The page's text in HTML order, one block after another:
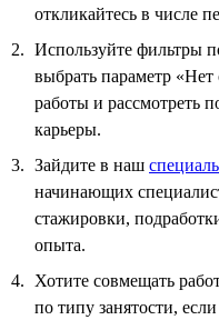
откликайтесь в числе
Используйте фильтры
выбрать параметр
работы и рассмотреть
карьеры.
Зайдите в наш
начинающих
стажировки,
опыта.
Хотите совмещать
по типу занятости,